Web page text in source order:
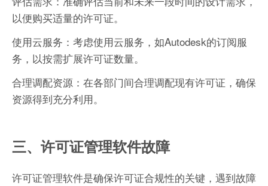
以便购买适量的许可证。
使用云服务：考虑使用云服务，如Autodesk的订阅服
务，以按需扩展许可证数量。
合理调配资源：在各部门间合理调配现有许可证，确保
资源得到充分利用。
三、许可证管理软件故障
许可证管理软件是确保许可证合规性的关键，遇到故障